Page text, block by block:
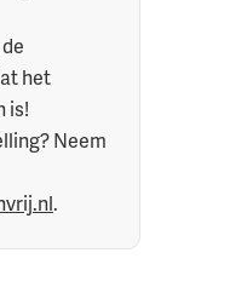
het
is!
Neem
.